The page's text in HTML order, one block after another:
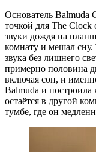
Основатель Balmuda
точкой для The
звуки дождя на
комнату и мешал сну.
звука без лишнего
примерно половина
включая сон, и
Balmuda и
остаётся в другой
тумбе, где он